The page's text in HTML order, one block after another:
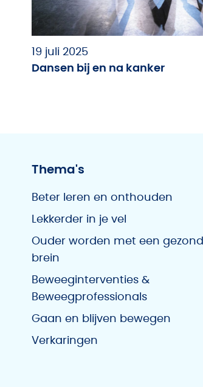
19 juli 2025
Dansen bij en na kanker
Thema's
Beter leren en onthouden
Lekkerder in je vel
Ouder worden met een gezond
brein
Beweeginterventies &
Beweegprofessionals
Gaan en blijven bewegen
Verkaringen